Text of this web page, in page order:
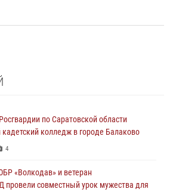
по Саратовской области
кадетский колледж в городе Балаково
4
«Волкодав» и ветеран
провели совместный урок мужества для